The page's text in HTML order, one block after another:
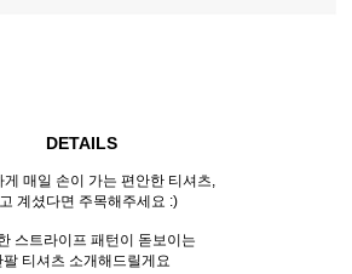
DETAILS
게 매일 손이 가는 편안한 티셔츠,
계셨다면 주목해주세요 :)
스트라이프 패턴이 돋보이는
팔 티셔츠 소개해드릴게요